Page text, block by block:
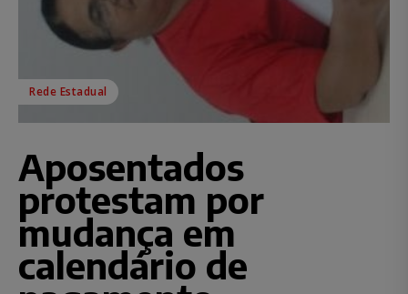
Rede Estadual
Aposentados
protestam por
mudança em
calendário de